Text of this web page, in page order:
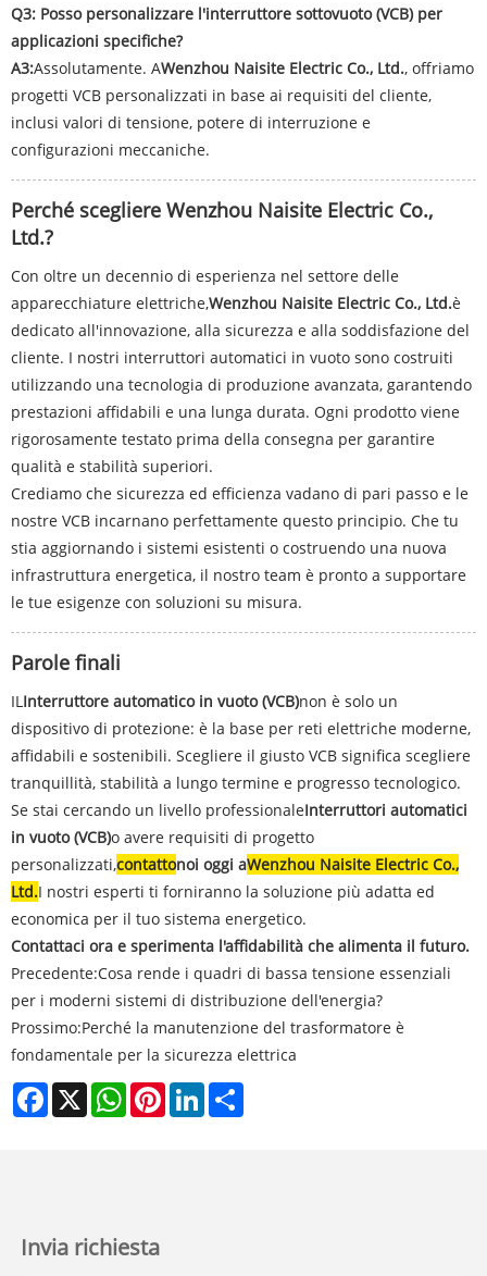
Q3: Posso personalizzare l'interruttore sottovuoto (VCB) per
applicazioni specifiche?
A3:Assolutamente. AWenzhou Naisite Electric Co., Ltd., offriamo
progetti VCB personalizzati in base ai requisiti del cliente,
inclusi valori di tensione, potere di interruzione e
configurazioni meccaniche.
Perché scegliere Wenzhou Naisite Electric Co.,
Ltd.?
Con oltre un decennio di esperienza nel settore delle
apparecchiature elettriche,Wenzhou Naisite Electric Co., Ltd.è
dedicato all'innovazione, alla sicurezza e alla soddisfazione del
cliente. I nostri interruttori automatici in vuoto sono costruiti
utilizzando una tecnologia di produzione avanzata, garantendo
prestazioni affidabili e una lunga durata. Ogni prodotto viene
rigorosamente testato prima della consegna per garantire
qualità e stabilità superiori.
Crediamo che sicurezza ed efficienza vadano di pari passo e le
nostre VCB incarnano perfettamente questo principio. Che tu
stia aggiornando i sistemi esistenti o costruendo una nuova
infrastruttura energetica, il nostro team è pronto a supportare
le tue esigenze con soluzioni su misura.
Parole finali
ILInterruttore automatico in vuoto (VCB)non è solo un
dispositivo di protezione: è la base per reti elettriche moderne,
affidabili e sostenibili. Scegliere il giusto VCB significa scegliere
tranquillità, stabilità a lungo termine e progresso tecnologico.
Se stai cercando un livello professionaleInterruttori automatici
in vuoto (VCB)o avere requisiti di progetto
personalizzati,contattonoi oggi aWenzhou Naisite Electric Co.,
Ltd.I nostri esperti ti forniranno la soluzione più adatta ed
economica per il tuo sistema energetico.
Contattaci ora e sperimenta l'affidabilità che alimenta il futuro.
Precedente:Cosa rende i quadri di bassa tensione essenziali
per i moderni sistemi di distribuzione dell'energia?
Prossimo:Perché la manutenzione del trasformatore è
fondamentale per la sicurezza elettrica
Facebook
X WhatsAppPinterestLinkedIn
Invia richiesta